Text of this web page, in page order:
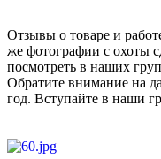
Отзывы о товаре и
же фотографии с охоты
посмотреть в наших
Обратите внимание на
год. Вступайте в наши